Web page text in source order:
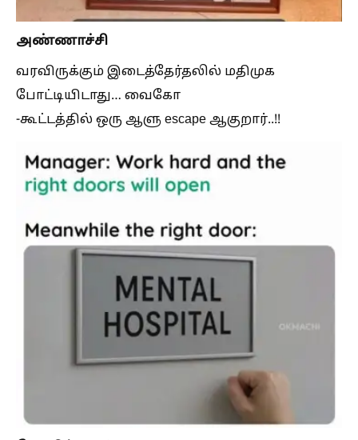
அண்ணாச்சி
வரவிருக்கும் இடைத்தேர்தலில் மதிமுக
போட்டியிடாது… வைகோ
-கூட்டத்தில் ஒரு ஆளு escape ஆகுறார்..!!